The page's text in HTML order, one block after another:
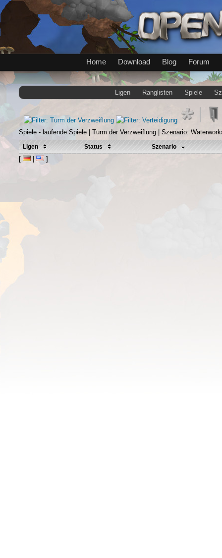
Home Download Blog Forum
Ligen Ranglisten Spiele
Spiele - laufende Spiele | Turm der Verzweiflung | Szenario:
Ligen Status Szenario
[ | ]